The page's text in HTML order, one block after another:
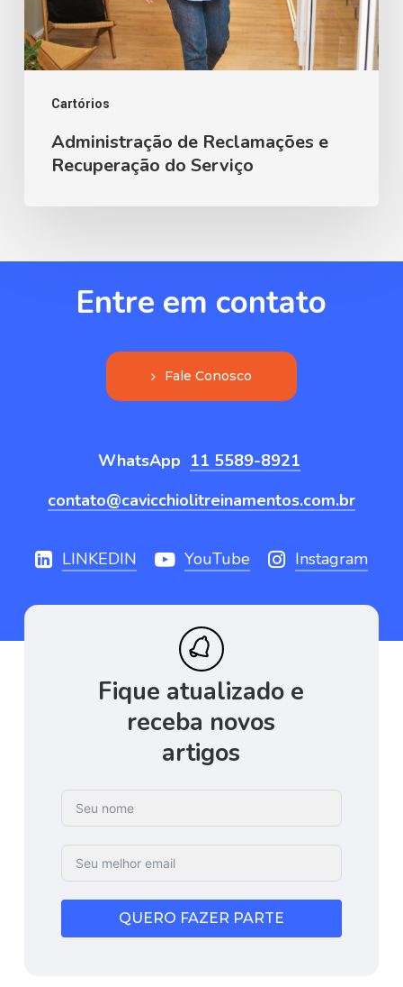
Cartórios
Serviço
Administração de Reclamações e
Recuperação do Serviço
Entre em contato
Fale Conosco
WhatsApp 11 5589-8921
contato@cavicchiolitreinamentos.com.br
LINKEDIN YouTube Instagram
Fique atualizado e
receba novos
artigos
QUERO FAZER PARTE